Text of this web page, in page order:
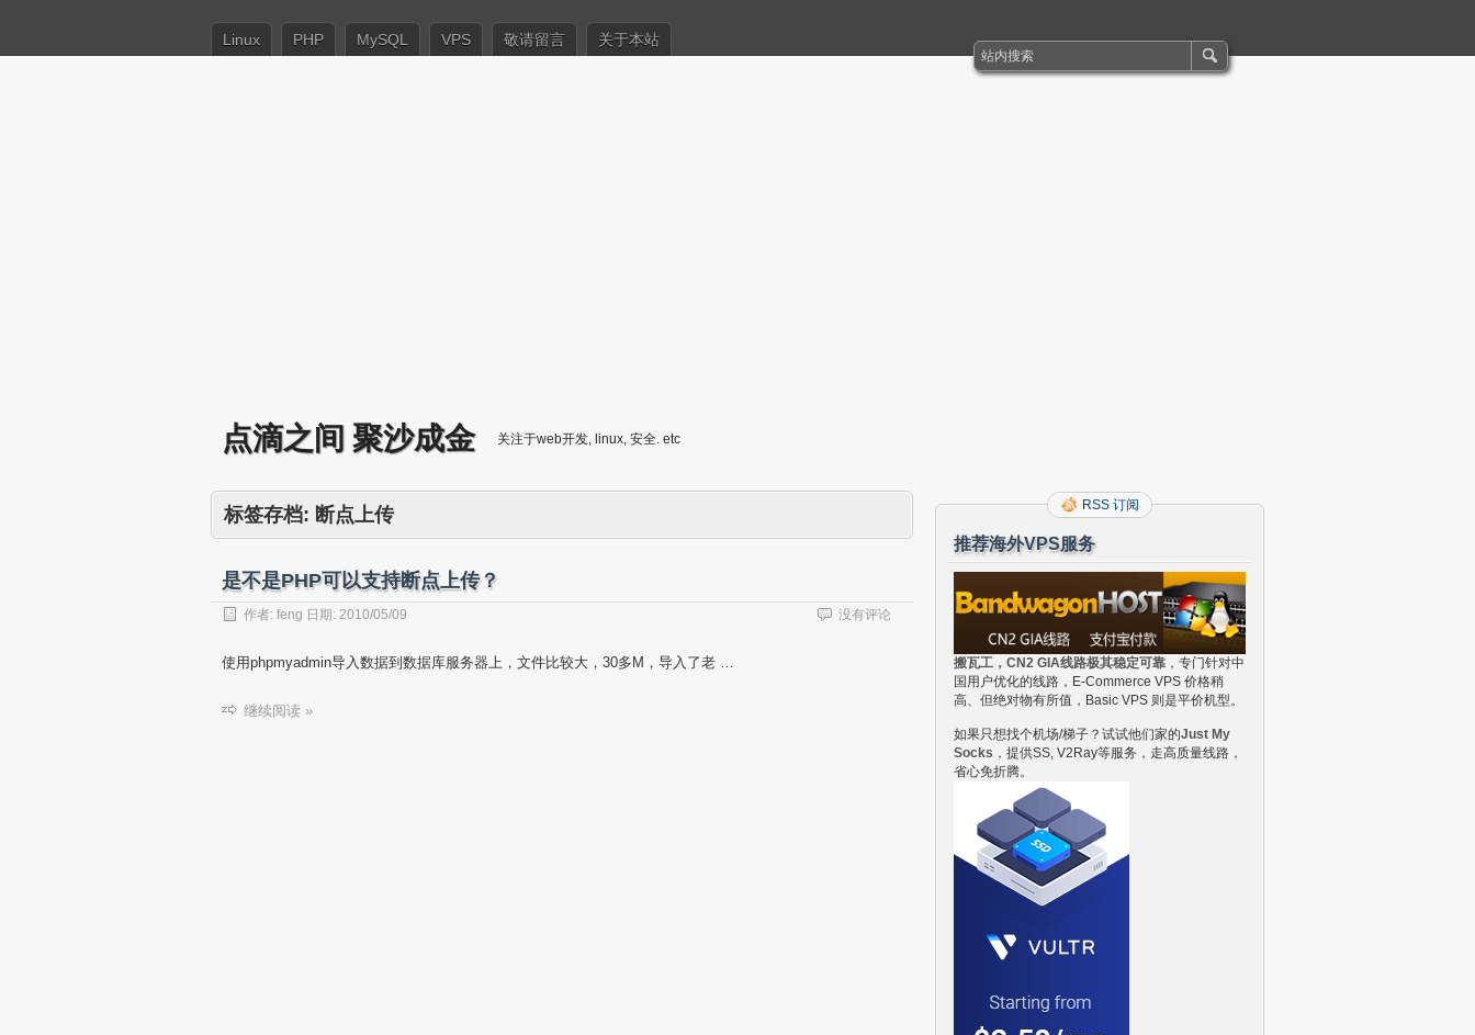
Linux PHP MySQL VPS 敬请留言 关于本站
点滴之间 聚沙成金 关注于web开发, linux, 安全. etc
标签存档: 断点上传
是不是PHP可以支持断点上传？
作者: feng 日期: 2010/05/09 没有评论
使用phpmyadmin导入数据到数据库服务器上，文件比较大，30多M，导入了老 …
继续阅读 »
RSS 订阅
推荐海外VPS服务
搬瓦工，CN2 GIA线路极其稳定可靠 ，专门针对中
国用户优化的线路，E-Commerce VPS 价格稍
高、但绝对物有所值，Basic VPS 则是平价机型。
如果只想找个机场/梯子？试试他们家的Just My
Socks ，提供SS, V2Ray等服务，走高质量线路，
省心免折腾。